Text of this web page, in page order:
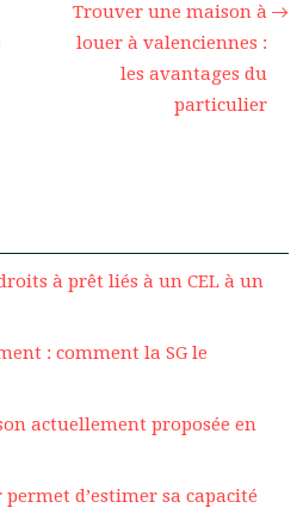
Trouver une maison à
louer à valenciennes :
les avantages du
particulier
à prêt liés à un CEL à un
: comment la SG le
actuellement proposée en
d’estimer sa capacité